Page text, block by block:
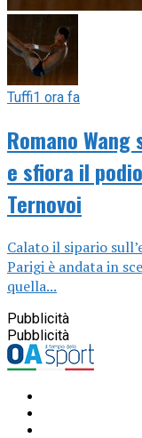
Tuffi1 ora fa
Romano
e sfiora il
Ternovoi
Calato il sipario
Parigi è andata in
quella...
Pubblicità
Pubblicità